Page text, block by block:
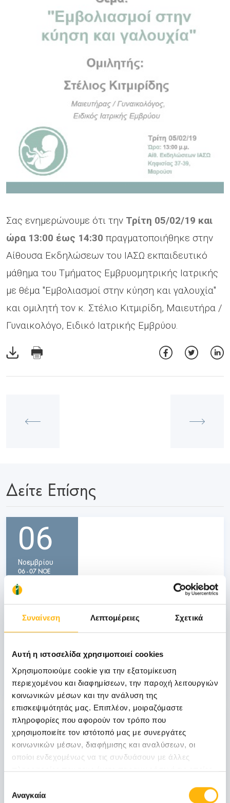
Συναίνεση Λεπτομέρειες Σχετικά
Αυτή η ιστοσελίδα χρησιμοποιεί cookies
Χρησιμοποιούμε cookie για την εξατομίκευση
περιεχομένου και διαφημίσεων, την παροχή λειτουργιών
κοινωνικών μέσων και την ανάλυση της
επισκεψιμότητάς μας. Επιπλέον, μοιραζόμαστε
πληροφορίες που αφορούν τον τρόπο που
χρησιμοποιείτε τον ιστότοπό μας με συνεργάτες
κοινωνικών μέσων, διαφήμισης και αναλύσεων, οι
οποίοι ενδεχομένως να τις συνδυάσουν με άλλες
πληροφορίες που τους έχετε παραχωρήσει ή τις οποίες
των υπηρεσιών τους.
συγκατάθεσης
Αναγκαία
Σας ενημερώνουμε ότι την Τρίτη 05/02/19 και
ώρα 13:00 έως 14:30 πραγματοποιήθηκε στην
Αίθουσα Εκδηλώσεων του ΙΑΣΩ εκπαιδευτικό
μάθημα του Τμήματος Εμβρυομητρικής Ιατρικής
με θέμα "Εμβολιασμοί στην κύηση και γαλουχία"
και ομιλητή τον κ. Στέλιο Κιτμιρίδη, Μαιευτήρα /
Γυναικολόγο, Ειδικό Ιατρικής Εμβρύου.
Δείτε Επίσης
06
Νοεμβρίου
06 - 07 ΝΟΕ
ΙΑΣΩ Γενική Κλινική: Επιστημονική
Διημερίδα «Γυναικολογικές νεοπλασίες και
Θεραπευτικά διλήμματα και νεότερα
δεδομένα από το ESMO 2026»
Μάθετε Περισσότερα
31
Οκτωβρίου
ΓΕΝΙΚΗ ΚΛΙΝΙΚΗ